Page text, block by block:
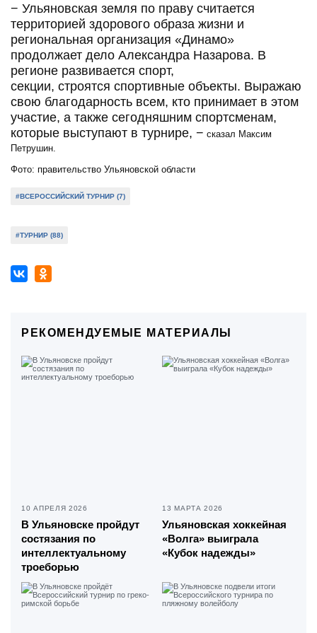
− Ульяновская земля по праву считается
территорией здорового образа жизни и
региональная организация «Динамо»
продолжает дело Александра Назарова. В
регионе развивается спорт,
секции, строятся спортивные объекты. Выражаю
свою благодарность всем, кто принимает в этом
участие, а также сегодняшним спортсменам,
которые выступают в турнире, − сказал Максим
Петрушин.
Фото: правительство Ульяновской области
#ВСЕРОССИЙСКИЙ ТУРНИР (7)
#ТУРНИР (88)
РЕКОМЕНДУЕМЫЕ МАТЕРИАЛЫ
10 АПРЕЛЯ 2026
В Ульяновске пройдут
состязания по
интеллектуальному
троеборью
13 МАРТА 2026
Ульяновская хоккейная
«Волга» выиграла
«Кубок надежды»